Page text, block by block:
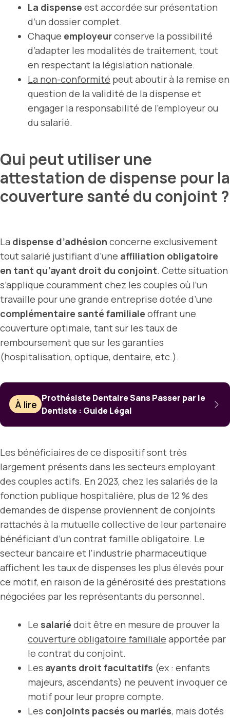
La dispense est accordée sur présentation
d’un dossier complet.
Chaque employeurconserve la possibilité
d’adapter les modalités de traitement, tout
en respectant la législation nationale.
La non-conformité peut aboutir à la remise en
question de la validité de la dispense et
engager la responsabilité de l’employeur ou
du salarié.
Qui peut utiliser une
attestation de dispense pour la
couverture santé du conjoint ?
La dispense d’adhésion concerne exclusivement
tout salarié justifiant d’une affiliation obligatoire
en tant qu’ayant droit du conjoint. Cette situation
s’applique couramment chez les couples où l’un
travaille pour une grande entreprise dotée d’une
complémentaire santé familiale offrant une
couverture optimale, tant sur les taux de
remboursement que sur les garanties
(hospitalisation, optique, dentaire, etc.).
À lire
Prothésiste Dentaire Sans Passer par le
Dentiste : Guide Légal
Les bénéficiaires de ce dispositif sont très
largement présents dans les secteurs employant
des couples actifs. En 2023, chez les salariés de la
fonction publique hospitalière, plus de 12 % des
demandes de dispense proviennent de conjoints
rattachés à la mutuelle collective de leur partenaire
bénéficiant d’un contrat famille obligatoire. Le
secteur bancaire et l’industrie pharmaceutique
affichent les taux de dispenses les plus élevés pour
ce motif, en raison de la générosité des prestations
négociées par les représentants du personnel.
Le salarié doit être en mesure de prouver la
couverture obligatoire familiale apportée par
le contrat du conjoint.
Les ayants droit facultatifs (ex : enfants
majeurs, ascendants) ne peuvent invoquer ce
motif pour leur propre compte.
Les conjoints pacsés ou mariés, mais dotés